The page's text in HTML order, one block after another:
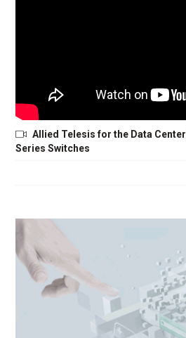
Allied Telesis for the Data
Series Switches